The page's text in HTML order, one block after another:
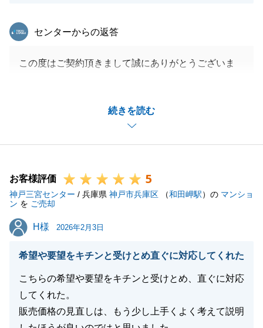
続きを読む
東急リバブル
センターからの返答
この度はご契約頂きまして誠にありがとうございま
のご依頼を頂きまして誠にありがとうございます。覚
えて頂いていたことや何かと縁がありましたので非常
にうれしく思っております。
たが無事成約できてよかったです。
今後も物件のご紹介やその他お困り事についてご提案
させて頂ければと思います。
今後とも長いお付き合いをお願いいたします。よろし
お客様評価 5
神戸三宮センター / 兵庫県 神戸市兵庫区 （和田岬駅）の マンショ
ン を ご売却
H様
H様 2026年2月3日
希望や要望をキチンと受けとめ直ぐに対応してくれた
こちらの希望や要望をキチンと受けとめ、直ぐに対応
してくれた。
販売価格の見直しは、もう少し上手くよく考えて説明